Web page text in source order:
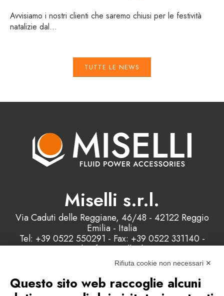
Avvisiamo i nostri clienti che saremo chiusi per le festività
natalizie dal...
TUTTE LE NEWS
Miselli s.r.l.
Via Caduti delle Reggiane, 46/48 - 42122 Reggio
Emilia - Italia
Tel: +39 0522 550291 - Fax: +39 0522 331140 -
Email: info@misellisrl.com
P.IVA e C.F. : 00178200358 - Capitale Sociale:
Rifiuta cookie non necessari ✕
Questo sito web raccoglie alcuni